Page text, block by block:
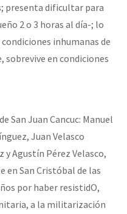
presenta dificultar para
2 o 3 horas al día-; lo
inhumanas de
sobrevive en condiciones
San Juan Cancuc: Manuel
Juan Velasco
Agustín Pérez Velasco,
en San Cristóbal de las
por haber resistidO,
a la militarización